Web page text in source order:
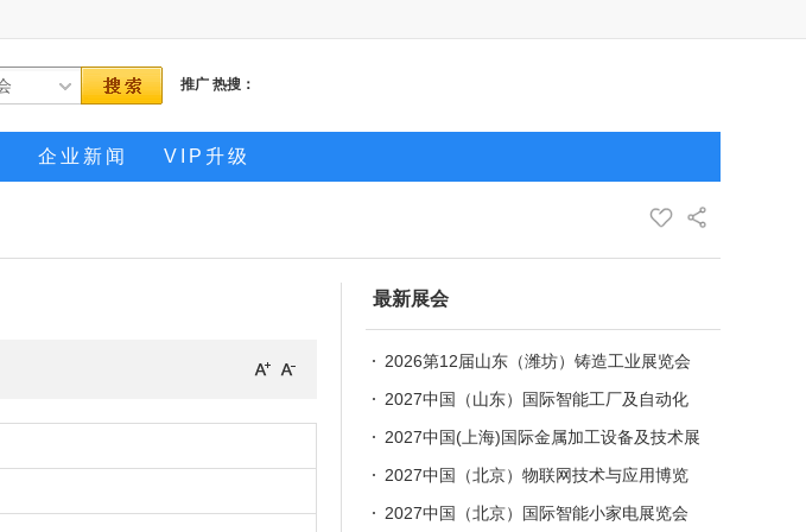
推广 热搜：
企业新闻 VIP升级
最新展会
2026第12届山东（潍坊）铸造工业展览会
2027中国（山东）国际智能工厂及自动化
技术展览会
2027中国(上海)国际金属加工设备及技术展
览会
2027中国（北京）物联网技术与应用博览
会
2027中国（北京）国际智能小家电展览会